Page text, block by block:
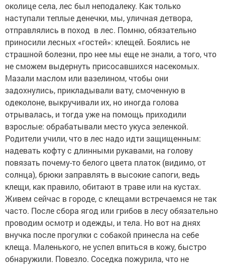
околице села, лес был неподалеку. Как только
наступали теплые денечки, мы, уличная детвора,
отправлялись в поход в лес. Помню, обязательно
приносили лесных «гостей»: клещей. Боялись не
страшной болезни, про нее мы еще не знали, а того, что
не сможем выдернуть присосавшихся насекомых.
Мазали маслом или вазелином, чтобы они
задохнулись, прикладывали вату, смоченную в
одеколоне, выкручивали их, но иногда голова
отрывалась, и тогда уже на помощь приходили
взрослые: обрабатывали мес­то укуса зеленкой.
Родители учили, что в лес надо идти защищенным:
надевать кофту с длинными рукавами, на голову
повязать почему-то белого цвета платок (видимо, от
солнца), брюки заправлять в высокие сапоги, ведь
клещи, как правило, обитают в траве или на кустах.
Живем сейчас в городе, с клещами встречаемся не так
час­то. После сбора ягод или грибов в лесу обязательно
проводим ­осмотр и одежды, и тела. Но вот на днях
внучка после прогулки с собакой принесла на себе
клеща. Маленького, не успел впиться в кожу, быстро
обнаружили. Повезло. Соседка пожурила, что не